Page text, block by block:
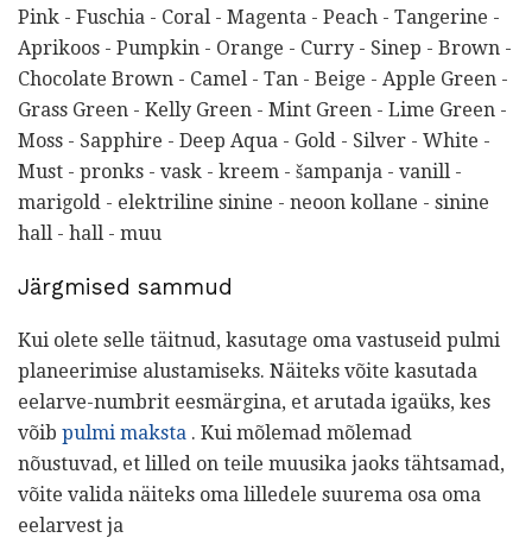
Pink - Fuschia - Coral - Magenta - Peach - Tangerine -
Aprikoos - Pumpkin - Orange - Curry - Sinep - Brown -
Chocolate Brown - Camel - Tan - Beige - Apple Green -
Grass Green - Kelly Green - Mint Green - Lime Green -
Moss - Sapphire - Deep Aqua - Gold - Silver - White -
Must - pronks - vask - kreem - šampanja - vanill -
marigold - elektriline sinine - neoon kollane - sinine
hall - hall - muu
Järgmised sammud
Kui olete selle täitnud, kasutage oma vastuseid pulmi
planeerimise alustamiseks. Näiteks võite kasutada
eelarve-numbrit eesmärgina, et arutada igaüks, kes
võib pulmi maksta . Kui mõlemad mõlemad
nõustuvad, et lilled on teile muusika jaoks tähtsamad,
võite valida näiteks oma lilledele suurema osa oma
eelarvest ja